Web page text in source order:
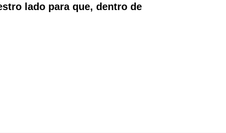
lado para que, dentro de